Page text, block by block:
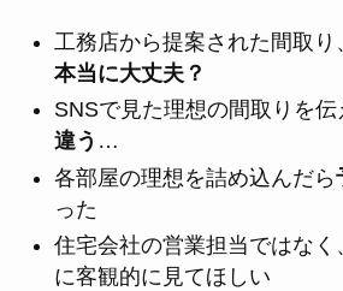
工務店から提案された間取り
本当に大丈夫？
SNSで見た理想の間取りを伝
違う …
各部屋の理想を詰め込んだら
った
住宅会社の営業担当ではなく
に客観的に見てほしい